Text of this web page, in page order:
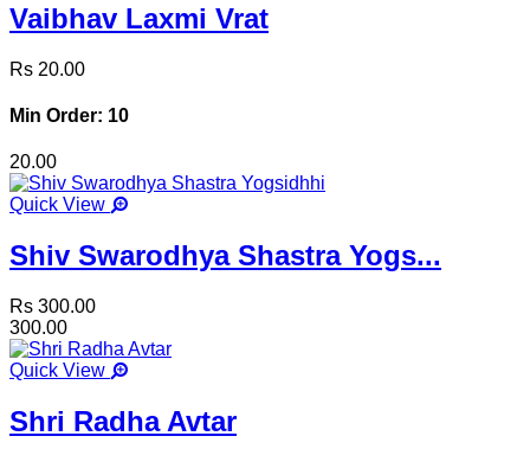
Vaibhav Laxmi Vrat
Rs 20.00
Min Order: 10
20.00
Quick View
Shiv Swarodhya Shastra Yogs...
Rs 300.00
300.00
Quick View
Shri Radha Avtar